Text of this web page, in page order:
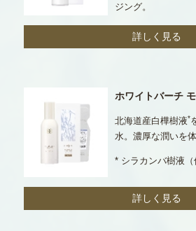
ジング。
詳しく見る
ホワイトバーチ
北海道産白樺樹液*
水。濃厚な潤いを体
* シラカンバ樹液（
詳しく見る